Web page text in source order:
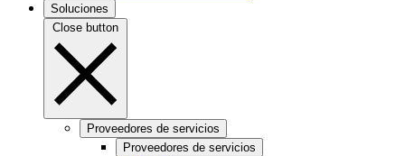
Soluciones
Close button
Proveedores de servicios
Proveedores de servicios